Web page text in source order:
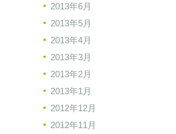
2013年6月
2013年5月
2013年4月
2013年3月
2013年2月
2013年1月
2012年12月
2012年11月